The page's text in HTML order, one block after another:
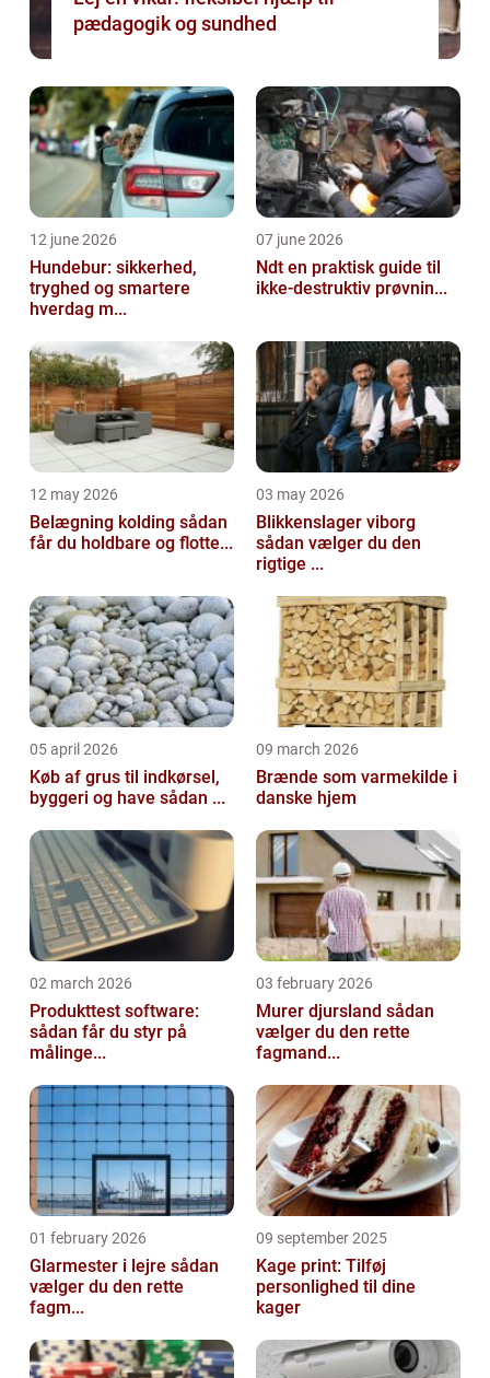
pædagogik og sundhed
12 june 2026
Hundebur: sikkerhed,
tryghed og smartere
hverdag m...
07 june 2026
Ndt en praktisk guide til
ikke-destruktiv prøvnin...
12 may 2026
Belægning kolding sådan
får du holdbare og flotte...
03 may 2026
Blikkenslager viborg
sådan vælger du den
rigtige ...
05 april 2026
Køb af grus til indkørsel,
byggeri og have sådan ...
09 march 2026
Brænde som varmekilde i
danske hjem
02 march 2026
Produkttest software:
sådan får du styr på
målinge...
03 february 2026
Murer djursland sådan
vælger du den rette
fagmand...
01 february 2026
Glarmester i lejre sådan
vælger du den rette
fagm...
09 september 2025
Kage print: Tilføj
personlighed til dine
kager